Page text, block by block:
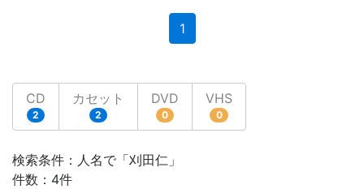
1(current)
CD
2
カセット
2
DVD
0
VHS
0
検索条件：人名で「刈田仁」
件数：4件